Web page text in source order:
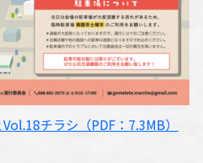
チラシ（PDF：7.3MB）